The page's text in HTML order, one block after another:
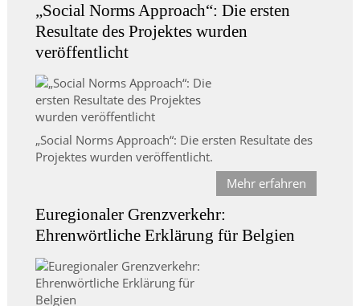
„Social Norms Approach“: Die ersten
Resultate des Projektes wurden
veröffentlicht
„Social Norms Approach“: Die ersten Resultate des
Projektes wurden veröffentlicht.
Mehr erfahren
Euregionaler Grenzverkehr:
Ehrenwörtliche Erklärung für Belgien